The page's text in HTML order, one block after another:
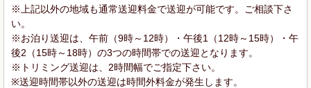
※上記以外の地域も通常送迎料金で送迎が可能です。ご相談下さ
い。
※お泊り送迎は、午前（9時～12時）・午後1（12時～15時）・午
後2（15時～18時）の3つの時間帯での送迎となります。
※トリミング送迎は、2時間幅でご指定下さい。
※送迎時間帯以外の送迎は時間外料金が発生します。